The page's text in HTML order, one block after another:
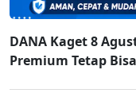
DANA Kaget 8
Premium Tetap